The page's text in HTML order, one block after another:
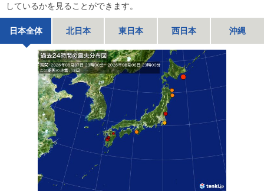
しているかを見ることができます。
日本全体 北日本 東日本 西日本 沖縄